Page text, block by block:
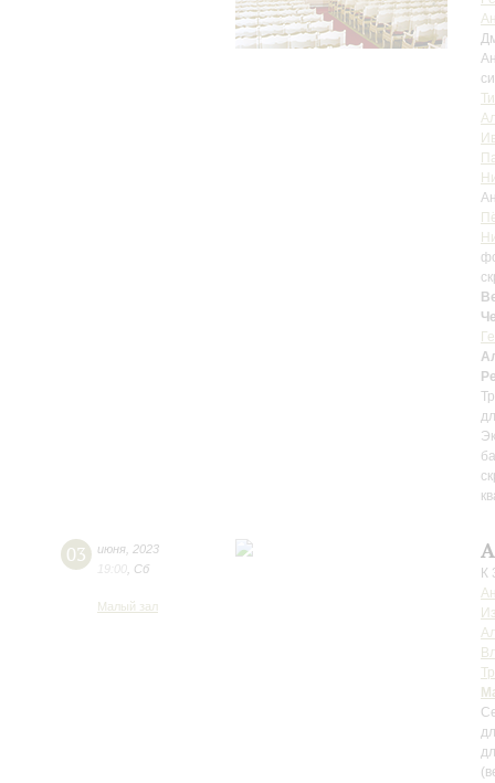
03 июня 2023
19:00 Сб
Малый зал
К